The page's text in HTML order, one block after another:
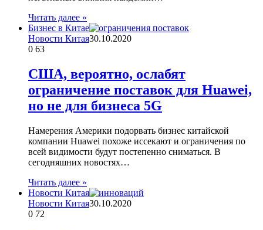
Читать далее »
Бизнес в Китае
Новости Китая30.10.2020
0 63
США, вероятно, ослабят
ограничение поставок для Huawei,
но не для бизнеса 5G
Намерения Америки подорвать бизнес китайской
компании Huawei похоже иссекают и ограничения по
всей видимости будут постепенно сниматься. В
сегодняшних новостях…
Читать далее »
Новости Китая
Новости Китая30.10.2020
0 72